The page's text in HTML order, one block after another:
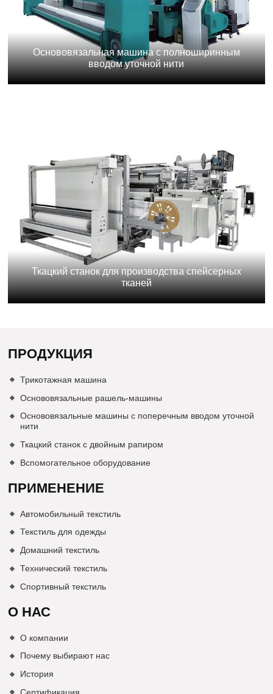
Основовязальная машина с полноширинным
вводом уточной нити
Ткацкий станок для производства спейсерных
тканей
ПРОДУКЦИЯ
Трикотажная машина
Основовязальные рашель-машины
Основовязальные машины с поперечным вводом уточной
нити
Ткацкий станок с двойным рапиром
Вспомогательное оборудование
ПРИМЕНЕНИЕ
Автомобильный текстиль
Текстиль для одежды
Домашний текстиль
Технический текстиль
Спортивный текстиль
О НАС
О компании
Почему выбирают нас
История